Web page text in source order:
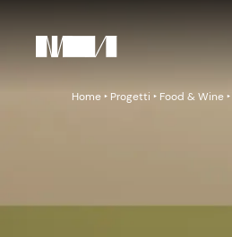
Home ‣ Progetti ‣ Food & Wine‣